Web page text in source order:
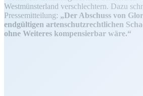
Westmünsterland verschlechtern. Dazu
Pressemitteilung: „Der Abschuss von
endgültigen artenschutzrechtlichen
ohne Weiteres kompensierbar wäre.“